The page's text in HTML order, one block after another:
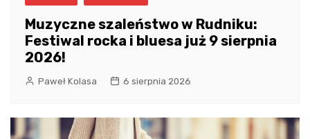
Muzyczne szaleństwo w Rudniku:
Festiwal rocka i bluesa już 9 sierpnia
2026!
Paweł Kolasa 6 sierpnia 2026